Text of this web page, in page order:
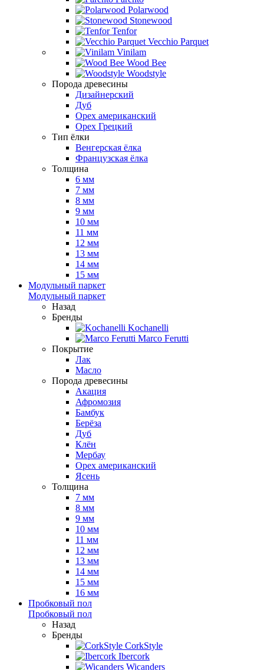
Polarwood
Stonewood
Tenfor
Vecchio Parquet
Vinilam
Wood Bee
Woodstyle
Порода древесины
Дизайнерский
Дуб
Орех американский
Орех Грецкий
Тип ёлки
Венгерская ёлка
Французская ёлка
Толщина
6 мм
7 мм
8 мм
9 мм
10 мм
11 мм
12 мм
13 мм
14 мм
15 мм
Модульный паркет
Модульный паркет
Назад
Бренды
Kochanelli
Marco Ferutti
Покрытие
Лак
Масло
Порода древесины
Акация
Афромозия
Бамбук
Берёза
Дуб
Клён
Мербау
Орех американский
Ясень
Толщина
7 мм
8 мм
9 мм
10 мм
11 мм
12 мм
13 мм
14 мм
15 мм
16 мм
Пробковый пол
Пробковый пол
Назад
Бренды
CorkStyle
Ibercork
Wicanders